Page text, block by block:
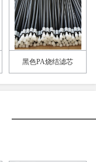
黑色PA烧结滤芯